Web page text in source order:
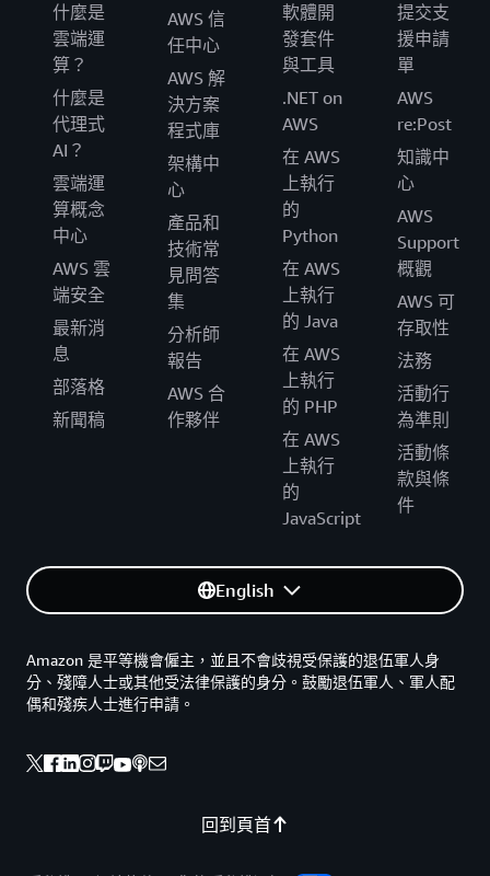
什麼是
雲端運
算？
什麼是
代理式
AI？
雲端運
算概念
中心
AWS 雲
端安全
最新消
息
部落格
新聞稿
AWS 信
任中心
AWS 解
決方案
程式庫
架構中
心
產品和
技術常
見問答
集
分析師
報告
AWS 合
作夥伴
軟體開
發套件
與工具
.NET on
AWS
在 AWS
上執行
的
Python
在 AWS
上執行
的 Java
在 AWS
上執行
的 PHP
在 AWS
上執行
的
JavaScript
提交支
援申請
單
AWS
re:Post
知識中
心
AWS
Support
概觀
AWS 可
存取性
法務
活動行
為準則
活動條
款與條
件
English
回到頁首
Amazon 是平等機會僱主，並且不會歧視受保護的退伍軍人身
分、殘障人士或其他受法律保護的身分。鼓勵退伍軍人、軍人配
偶和殘疾人士進行申請。